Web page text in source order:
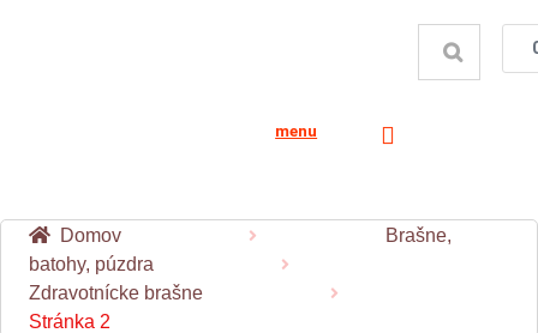
menu
Domov
Brašne,
batohy, púzdra
Zdravotnícke brašne
Stránka 2